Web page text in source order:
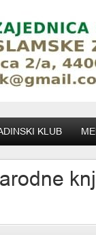
KLUB